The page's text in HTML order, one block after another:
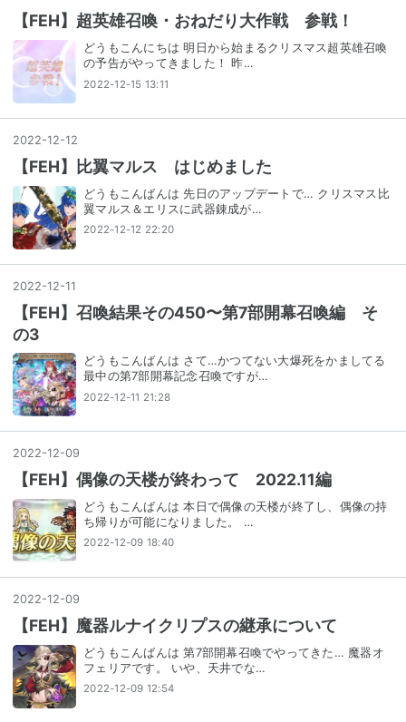
【FEH】超英雄召喚・おねだり大作戦 参戦！
どうもこんにちは 明日から始まるクリスマス超英雄召喚
の予告がやってきました！ 昨…
2022-12-15 13:11
2022-12-12
【FEH】比翼マルス はじめました
どうもこんばんは 先日のアップデートで… クリスマス比
翼マルス＆エリスに武器錬成が…
2022-12-12 22:20
2022-12-11
【FEH】召喚結果その450〜第7部開幕召喚編 そ
の3
どうもこんばんは さて…かつてない大爆死をかましてる
最中の第7部開幕記念召喚ですが…
2022-12-11 21:28
2022-12-09
【FEH】偶像の天楼が終わって 2022.11編
どうもこんばんは 本日で偶像の天楼が終了し、偶像の持
ち帰りが可能になりました。 …
2022-12-09 18:40
2022-12-09
【FEH】魔器ルナイクリプスの継承について
どうもこんばんは 第7部開幕召喚でやってきた… 魔器オ
フェリアです。 いや、天井でな…
2022-12-09 12:54